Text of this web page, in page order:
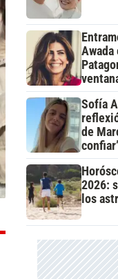
Awada
Sofía
de
2026:
los